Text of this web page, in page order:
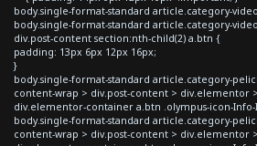
body.single-format-standard article.category-
body.single-format-standard article.category-
div.post-content section:nth-child(2) a.btn {
padding: 13px 6px 12px 16px;
}
body.single-format-standard article.category-
content-wrap > div.post-content > div.elementor
div.elementor-container a.btn .olympus-icon-
body.single-format-standard article.category-
content-wrap > div.post-content > div.elementor